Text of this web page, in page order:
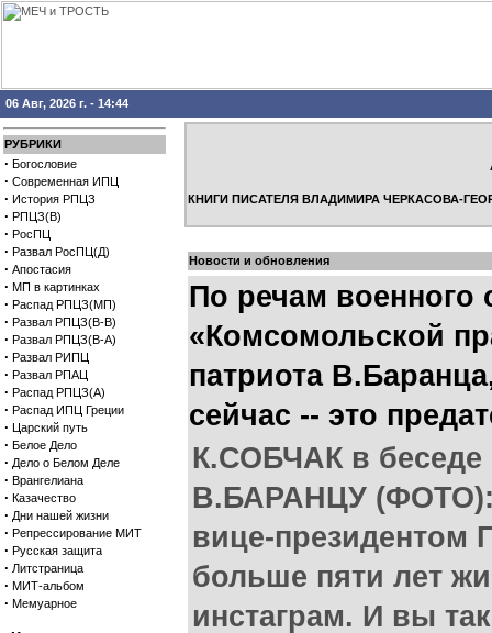
06 Авг, 2026 г. - 14:44
РУБРИКИ
· Богословие
· Современная ИПЦ
· История РПЦЗ
· РПЦЗ(В)
· РосПЦ
· Развал РосПЦ(Д)
· Апостасия
· МП в картинках
· Распад РПЦЗ(МП)
· Развал РПЦЗ(В-В)
· Развал РПЦЗ(В-А)
· Развал РИПЦ
· Развал РПАЦ
· Распад РПЦЗ(А)
· Распад ИПЦ Греции
· Царский путь
· Белое Дело
· Дело о Белом Деле
· Врангелиана
· Казачество
· Дни нашей жизни
· Репрессирование МИТ
· Русская защита
· Литстраница
· МИТ-альбом
· Мемуарное
КНИГИ ПИСАТЕЛЯ ВЛАДИМИРА ЧЕРКАСОВА-
Новости и обновления
По речам военного
«Комсомольской
патриота
сейчас -- это
К.СОБЧАК в беседе
В.БАРАНЦУ (ФОТО):
вице-президентом
больше пяти лет
инстаграм. И вы